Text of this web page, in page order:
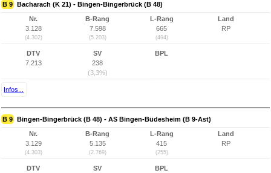
B 9 Bacharach (K 21) - Bingen-Bingerbrück (B 48)
Nr.
3.128
(4.302)
B-Rang
7.598
(5.203)
L-Rang
665
(494)
Land
RP
DTV
7.213
SV
238
(3,3%)
BPL
Infos...
B 9 Bingen-Bingerbrück (B 48) - AS Bingen-Büdesheim (B 9-Ast)
Nr.
3.129
(4.303)
B-Rang
5.135
(2.769)
L-Rang
415
(255)
Land
RP
DTV
SV
BPL